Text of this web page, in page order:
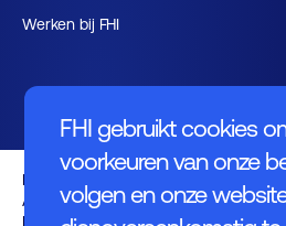
FHI gebruikt cookies
voorkeuren van onze
volgen en onze
Werken bij FHI
Privacybeleid
Algemene voorwaarden
Disclaimer